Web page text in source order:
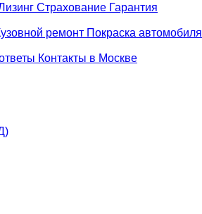
Страхование Гарантия
ремонт Покраска автомобиля
Контакты в Москве